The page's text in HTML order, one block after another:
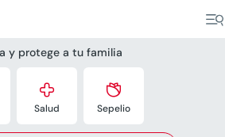
y protege a tu familia

Salud

Sepelio